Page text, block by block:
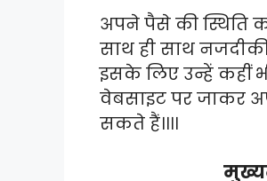
अपने पैसे की
साथ ही साथ
इसके लिए उन्हें कहीं
वेबसाइट पर जाकर
सकते हैं।।।।